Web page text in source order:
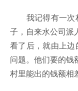
我记得有一次
子，自来水公司派
看了后，就由上
问题。他们要的钱
村里能出的钱额相